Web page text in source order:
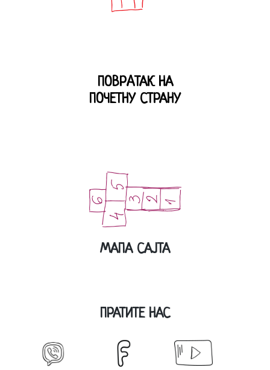
ПОВРAТАК НА
ПОЧЕТНУ СТРАНУ
МАПА САЈТА
ПРАТИТЕ НАС